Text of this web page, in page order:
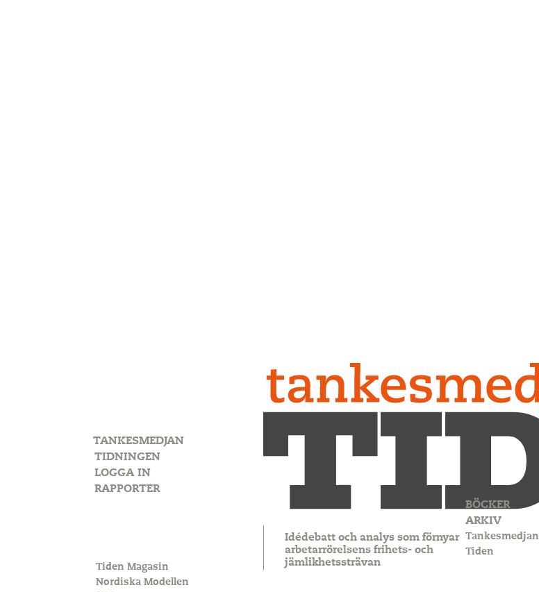
Idédebatt och analys som förnyar
arbetarrörelsens frihets- och
jämlikhetssträvan
TANKESMEDJAN
TIDNINGEN
LOGGA IN
RAPPORTER
BÖCKER
ARKIV
Tankesmedjan
Tiden
Tiden Magasin
Nordiska Modellen